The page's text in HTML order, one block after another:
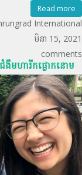
Read more
International
មិនា 15, 2021
comments
ជំងឺមហារីកផ្លោកនោម